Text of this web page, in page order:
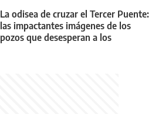
La odisea de cruzar el Tercer Puente:
las impactantes imágenes de los
pozos que desesperan a los